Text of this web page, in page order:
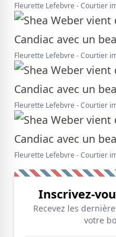
Fleurette Lefebvre - Courtier
Fleurette Lefebvre - Courtier
Fleurette Lefebvre - Courtier
Fleurette Lefebvre - Courtier
Inscrivez-
Recevez les
votre